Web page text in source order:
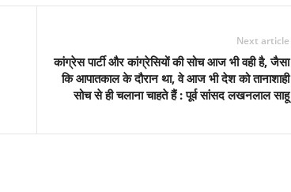
Next article
कांग्रेस पार्टी और कांग्रेसियों की सोच आज भी वही है, जैसा
कि आपातकाल के दौरान था, वे आज भी देश को तानाशाही
सोच से ही चलाना चाहते हैं : पूर्व सांसद लखनलाल साहू